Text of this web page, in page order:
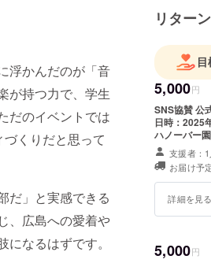
浮かんだのが「音
が持つ力で、学生
だのイベントでは
くりだと思って
だ」と実感できる
、広島への愛着や
なるはずです。
リター
5,000円
SNS協賛 公式SNSにて企業紹介 投稿回数/内容は応相談 イベント詳細 ・
日時：2025年11
ハノーバー園 注意事項：支援時、必ず備考欄に掲載を希望される
をご記入
いては、プ
い。
支援者：
お届け予
詳細を見
5,000円